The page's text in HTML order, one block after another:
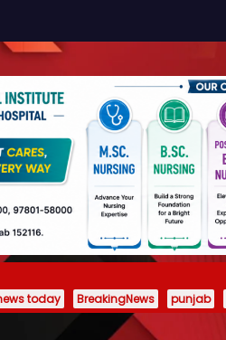
today BreakingNews punjab